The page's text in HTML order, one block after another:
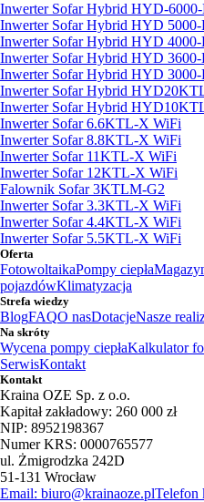
Inwerter Sofar Hybrid HYD-6000-
Inwerter Sofar Hybrid HYD 5000-
Inwerter Sofar Hybrid HYD 4000-
Inwerter Sofar Hybrid HYD 3600-
Inwerter Sofar Hybrid HYD 3000-
Inwerter Sofar Hybrid
Inwerter Sofar Hybrid
Inwerter Sofar 6.6KTL-X WiFi
Inwerter Sofar 8.8KTL-X WiFi
Inwerter Sofar 11KTL-X WiFi
Inwerter Sofar 12KTL-X WiFi
Falownik Sofar 3KTLM-G2
Inwerter Sofar 3.3KTL-X WiFi
Inwerter Sofar 4.4KTL-X WiFi
Inwerter Sofar 5.5KTL-X WiFi
Oferta
FotowoltaikaPompy ciepła
pojazdówKlimatyzacja
Strefa wiedzy
BlogFAQO nasDotacjeNasze
Na skróty
Wycena pompy ciepłaKalkulator
SerwisKontakt
Kontakt
Kraina OZE Sp. z o.o.
Kapitał zakładowy: 260 000 zł
NIP: 8952198367
Numer KRS: 0000765577
ul. Żmigrodzka 242D
51-131 Wrocław
Email: biuro@krainaoze.plTelefon